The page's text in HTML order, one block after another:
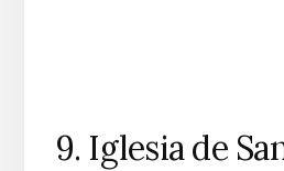
9. Iglesia de